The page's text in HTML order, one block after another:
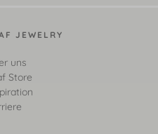
JEWELRY
uns
Store